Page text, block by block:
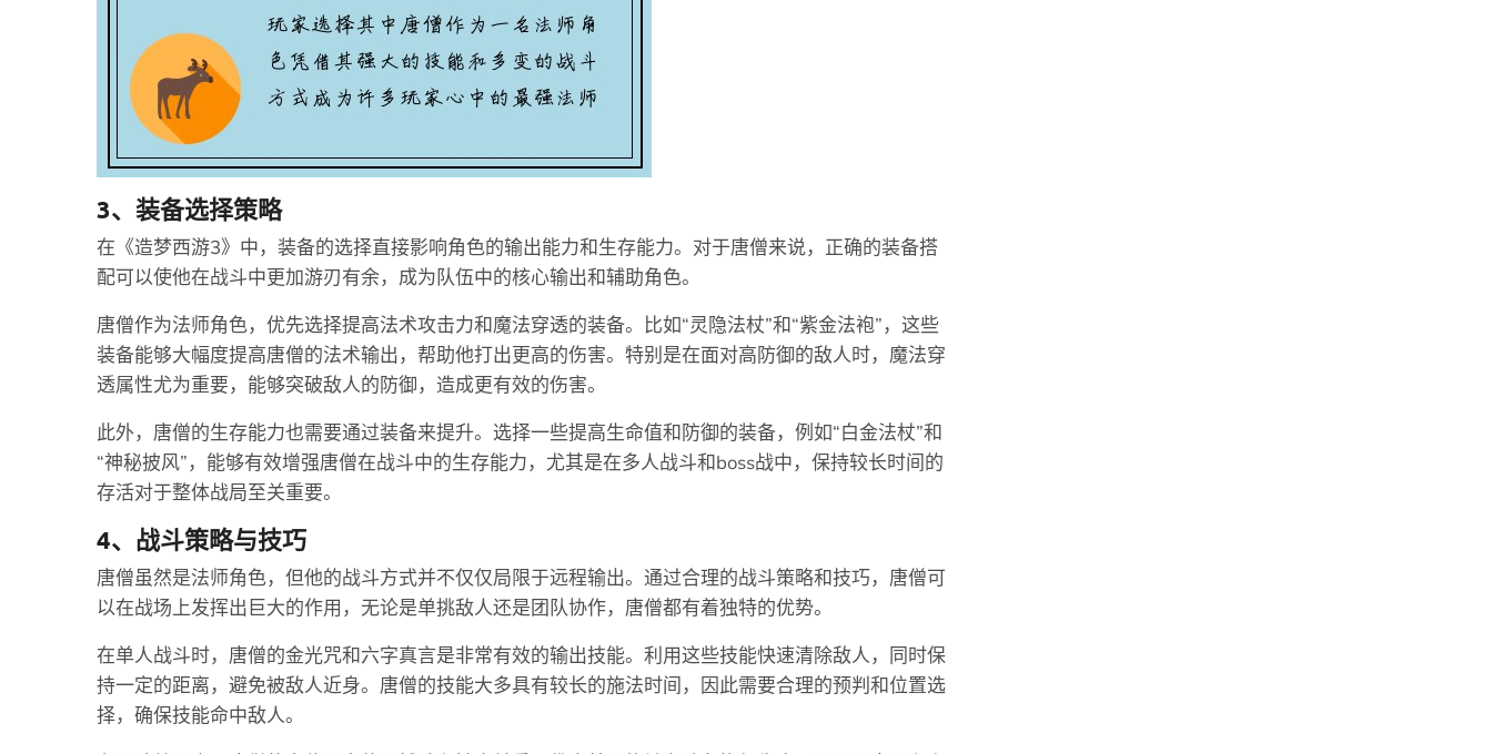
3、装备选择策略
在《造梦西游3》中，装备的选择直接影响角色的输出能力和生存能力。对于唐僧来说，正确的装备搭
配可以使他在战斗中更加游刃有余，成为队伍中的核心输出和辅助角色。
唐僧作为法师角色，优先选择提高法术攻击力和魔法穿透的装备。比如“灵隐法杖”和“紫金法袍”，这些
装备能够大幅度提高唐僧的法术输出，帮助他打出更高的伤害。特别是在面对高防御的敌人时，魔法穿
透属性尤为重要，能够突破敌人的防御，造成更有效的伤害。
此外，唐僧的生存能力也需要通过装备来提升。选择一些提高生命值和防御的装备，例如“白金法杖”和
“神秘披风”，能够有效增强唐僧在战斗中的生存能力，尤其是在多人战斗和boss战中，保持较长时间的
存活对于整体战局至关重要。
4、战斗策略与技巧
唐僧虽然是法师角色，但他的战斗方式并不仅仅局限于远程输出。通过合理的战斗策略和技巧，唐僧可
以在战场上发挥出巨大的作用，无论是单挑敌人还是团队协作，唐僧都有着独特的优势。
在单人战斗时，唐僧的金光咒和六字真言是非常有效的输出技能。利用这些技能快速清除敌人，同时保
持一定的距离，避免被敌人近身。唐僧的技能大多具有较长的施法时间，因此需要合理的预判和位置选
择，确保技能命中敌人。